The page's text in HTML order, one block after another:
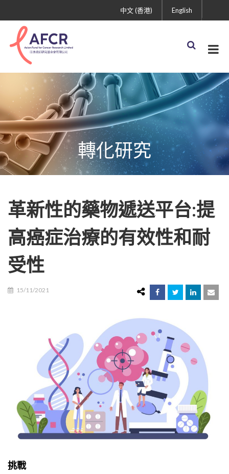
English
中文 (香港)
轉化研究
革新性的藥物遞送平台:提
高癌症治療的有效性和耐
受性
15/11/2021
挑戰